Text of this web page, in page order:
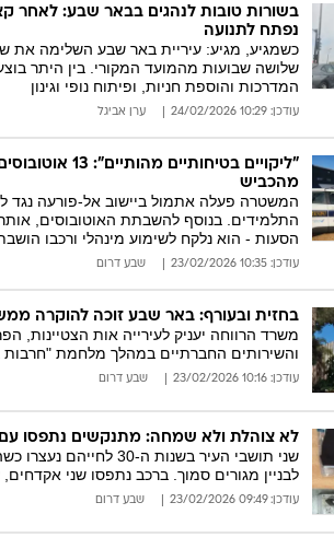
בשורות טובות לנהגים בבאר שבע: לאחר
נפתח לתנועה
כשמגיע, מגיע: עיריית באר שבע השלימה את
שלושה שבועות מהמועד המקורי. בין היתר
המדרכות והוספת חניות, ופיתוח נופי וגינון
עודכן: 10:29 24/02/2026 ערן אביגל
"ליקויים
מהכביש
המשטרה פעלה אתמול ביישוב אל-פורעה נגד
התלמידים. בנוסף להשבתת האוטובוסים,
הסעות - הוא נלקח לשימוע מינהלי ורכבו
עודכן: 10:35 23/02/2026 שבע דרום
בחזית ובעורף: באר שבע זוכה להוקרה
משרד הרווחה יעניק לעירייה אות הצטיינות,
והשירותים החברתיים במהלך מלחמת "חרבות
עודכן: 10:16 23/02/2026 שבע דרום
לא צוהלת ולא שמחה: מתנקשים נתפסו
שני תושבי העיר בשנות
לבניין מגורים סמוך. ברכב נתפסו שני
עודכן: 09:49 23/02/2026 שבע דרום